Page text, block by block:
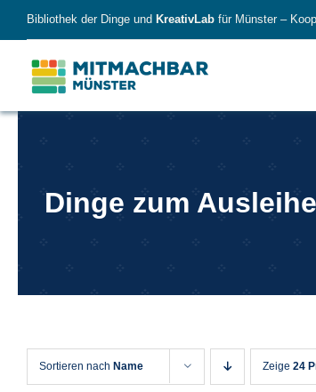
content
Bibliothek der Dinge und KreativLab für Münster –
Forschen
Forschen
Alles für kleine & große Entdecker.
Dinge zum
Sortieren nach Name Zeige 24